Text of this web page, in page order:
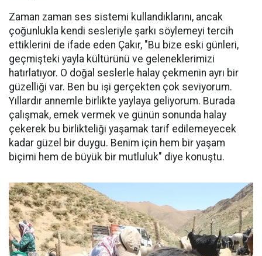
Zaman zaman ses sistemi kullandıklarını, ancak
çoğunlukla kendi sesleriyle şarkı söylemeyi tercih
ettiklerini de ifade eden Çakır, "Bu bize eski günleri,
geçmişteki yayla kültürünü ve geleneklerimizi
hatırlatıyor. O doğal seslerle halay çekmenin ayrı bir
güzelliği var. Ben bu işi gerçekten çok seviyorum.
Yıllardır annemle birlikte yaylaya geliyorum. Burada
çalışmak, emek vermek ve günün sonunda halay
çekerek bu birlikteliği yaşamak tarif edilemeyecek
kadar güzel bir duygu. Benim için hem bir yaşam
biçimi hem de büyük bir mutluluk" diye konuştu.